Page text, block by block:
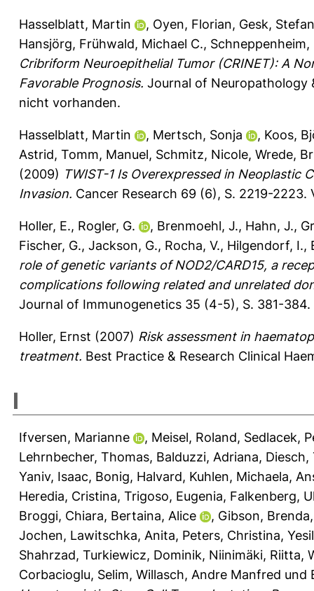
Hasselblatt, Martin , Oyen, Florian, Gesk, Stefan
Hansjörg, Frühwald, Michael C., Schneppenheim,
Cribriform Neuroepithelial Tumor (CRINET): A
Favorable Prognosis. Journal of Neuropathology
nicht vorhanden.
Hasselblatt, Martin , Mertsch, Sonja , Koos,
Astrid, Tomm, Manuel, Schmitz, Nicole, Wrede,
(2009) TWIST-1 Is Overexpressed in Neoplastic
Invasion. Cancer Research 69 (6), S. 2219-2223.
Holler, E., Rogler, G. , Brenmoehl, J., Hahn, J.,
Fischer, G., Jackson, G., Rocha, V., Hilgendorf, I.,
role of genetic variants of NOD2/CARD15, a
complications following related and unrelated
Journal of Immunogenetics 35 (4-5), S. 381-384.
Holler, Ernst (2007) Risk assessment in
treatment. Best Practice & Research Clinical
I
Ifversen, Marianne , Meisel, Roland, Sedlacek,
Lehrnbecher, Thomas, Balduzzi, Adriana, Diesch,
Yaniv, Isaac, Bonig, Halvard, Kuhlen, Michaela,
Heredia, Cristina, Trigoso, Eugenia, Falkenberg,
Broggi, Chiara, Bertaina, Alice , Gibson, Brenda
Jochen, Lawitschka, Anita, Peters, Christina,
Shahrzad, Turkiewicz, Dominik, Niinimäki, Riitta,
Corbacioglu, Selim, Willasch, Andre Manfred und